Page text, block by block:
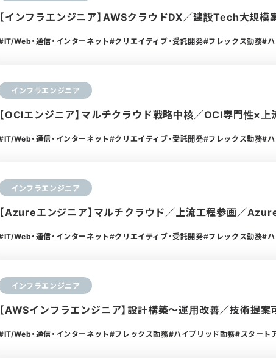
【インフラエンジニア】AWSクラウドDX／建設Tech大規
IT/Web・通信・インターネット クリエイティブ・受託開発 フレックス勤務
インフラエンジニア
【OCIエンジニア】マルチクラウド戦略中核／OCI専門性×
IT/Web・通信・インターネット クリエイティブ・受託開発 フレックス勤務
インフラエンジニア
【Azureエンジニア】マルチクラウド／上流工程参画／
IT/Web・通信・インターネット クリエイティブ・受託開発 フレックス勤務
インフラエンジニア
【AWSインフラエンジニア】設計構築〜運用改善／技術提
IT/Web・通信・インターネット フレックス勤務 ハイブリッド勤務 スタート